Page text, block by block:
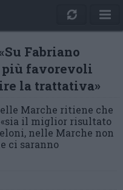
Fabriano
favorevoli
la trattativa»
Marche ritiene che
«sia il miglior risultato
nelle Marche non
ci saranno